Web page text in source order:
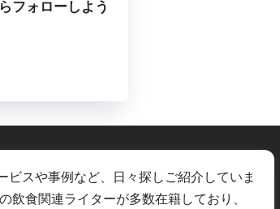
フォローしよう
ビスや事例など、日々探しご紹介していま
飲食関連ライターが多数在籍しており、